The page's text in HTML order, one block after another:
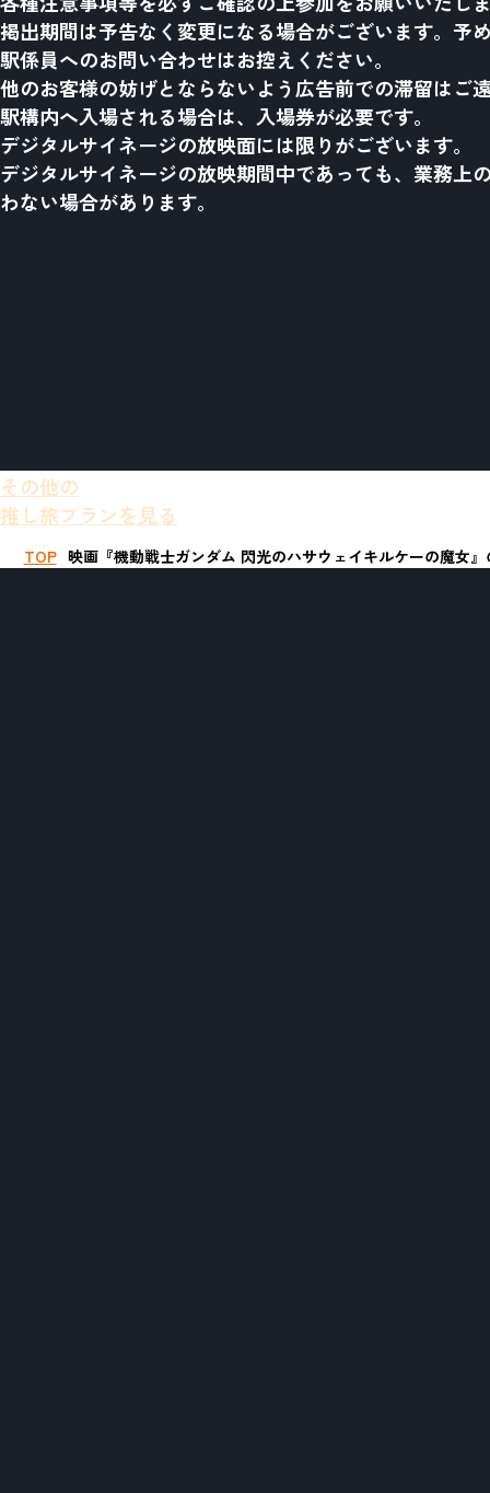
掲出期間は予告なく変更になる場合がございます。予
駅係員へのお問い合わせはお控えください。
他のお客様の妨げとならないよう広告前での滞留はご
駅構内へ入場される場合は、入場券が必要です。
デジタルサイネージの放映面には限りがございます。
デジタルサイネージの放映期間中であっても、業務上
わない場合があります。
その他の
推し旅プランを見る
TOP 映画『機動戦士ガンダム 閃光のハサウェイキルケーの魔女